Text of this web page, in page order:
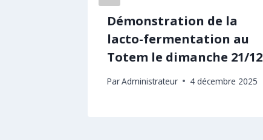
Démonstration de la
lacto-fermentation au
Totem le dimanche 21/12
ParAdministrateur 4 décembre 2025